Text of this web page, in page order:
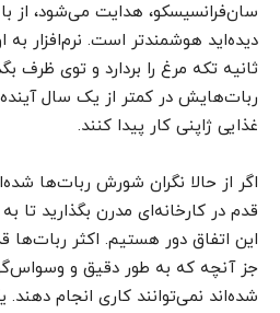
سان‌فرانسیسکو، هدایت می‌شود، از
ثانیه تکه مرغ را بردارد و توی ظرف
ربات‌‌‌‌‌‌‌‌‌‌‌‌‌‌‌‌‌‌‌‌‌‌‌‌‌‌‌‌‌‌‌‌‌‌‌‌‌‌‌‌‌‌‌‌‌‌‌‌هایش در کمتر از یک سال
غذایی ژاپنی کار پیدا کنند.
اگر از حالا نگران شورش ربات‌‌‌‌‌‌‌‌‌‌‌‌‌‌‌‌‌‌‌‌‌‌‌‌‌‌‌‌‌‌‌‌‌‌‌‌‌‌‌‌‌‌‌‌‌‌‌‌ها
قدم در کارخانه‌ای مدرن بگذارید تا
این اتفاق دور هستیم. اکثر ربات‌‌‌‌‌‌‌‌‌‌‌‌‌‌‌‌‌‌‌‌‌‌‌‌‌‌‌‌‌‌‌‌‌‌‌‌‌‌‌‌‌‌‌‌‌‌‌‌ها
جز آنچه که به طور دقیق و
شده‌اند نمی‌توانند کاری انجام